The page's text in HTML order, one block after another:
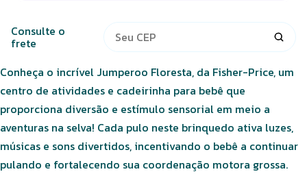
Consulte o
frete
Conheça o incrível Jumperoo Floresta, da Fisher-Price, um
centro de atividades e cadeirinha para bebê que
proporciona diversão e estímulo sensorial em meio a
aventuras na selva! Cada pulo neste brinquedo ativa luzes,
músicas e sons divertidos, incentivando o bebê a continuar
pulando e fortalecendo sua coordenação motora grossa.